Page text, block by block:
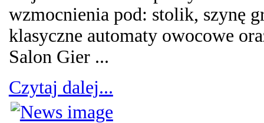
wzmocnienia pod: stolik, szynę
klasyczne automaty owocowe
Salon Gier ...
Czytaj dalej...